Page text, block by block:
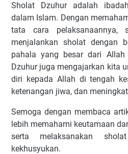
Sholat Dzuhur adalah
dalam Islam. Dengan
tata cara pelaksanaannya,
menjalankan sholat dengan
pahala yang besar dari
Dzuhur juga mengajarkan kita
diri kepada Allah di tengah
ketenangan jiwa, dan
Semoga dengan membaca
lebih memahami keutamaan
serta melaksanakan
kekhusyukan.